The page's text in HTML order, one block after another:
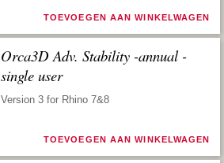
TOEVOEGEN AAN WINKELWAGEN
Orca3D Adv. Stability -annual -
single user
Version 3 for Rhino 7&8
TOEVOEGEN AAN WINKELWAGEN